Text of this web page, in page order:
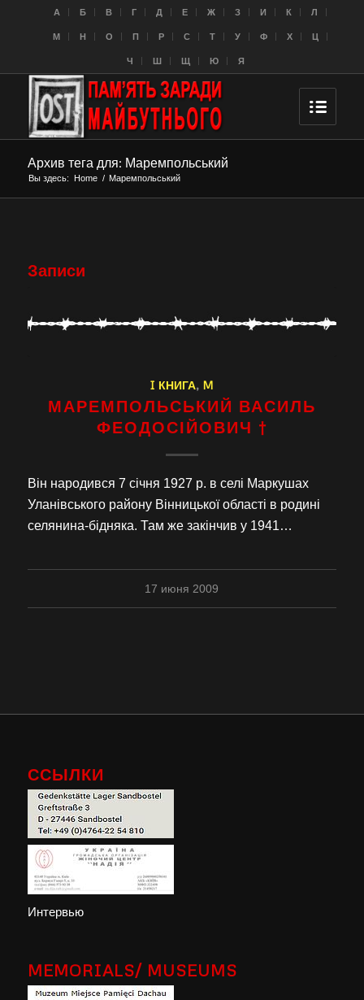
A Б В Г Д Е Ж З И К Л
M Н О П Р С Т У Ф Х Ц
Ч Ш Щ Ю Я
Архив тега для: Маремпольський
Вы здесь: Home / Маремпольський
Записи
I КНИГА, M
МАРЕМПОЛЬСЬКИЙ ВАСИЛЬ
ФЕОДОСІЙОВИЧ †
Він народився 7 січня 1927 р. в селі Маркушах
Уланівського району Вінницької області в родині
селянина-бідняка. Там же закінчив у 1941…
17 июня 2009
ССЫЛКИ
Интервью
MEMORIALS/ MUSEUMS